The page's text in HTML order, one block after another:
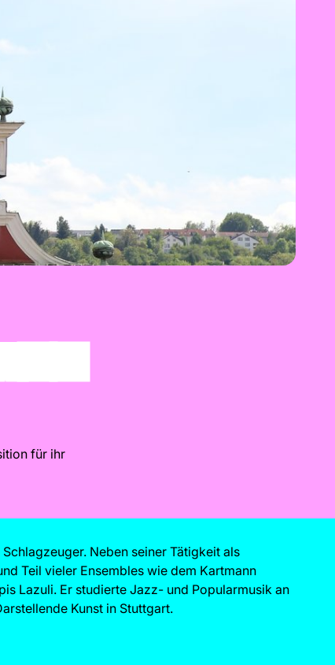
für ihr
Neben seiner Tätigkeit als
Teil vieler Ensembles wie dem Kartmann
Lazuli. Er studierte Jazz- und Popularmusik an
Kunst in Stuttgart.